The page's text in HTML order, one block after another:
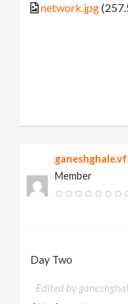
network.jpg
Member
Day Two
Edited by